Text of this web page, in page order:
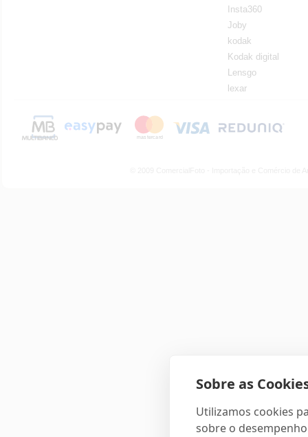
Sobre as
Utilizamos cookies
sobre o
Insta360
Joby
kodak
Kodak digital
Lensgo
lexar